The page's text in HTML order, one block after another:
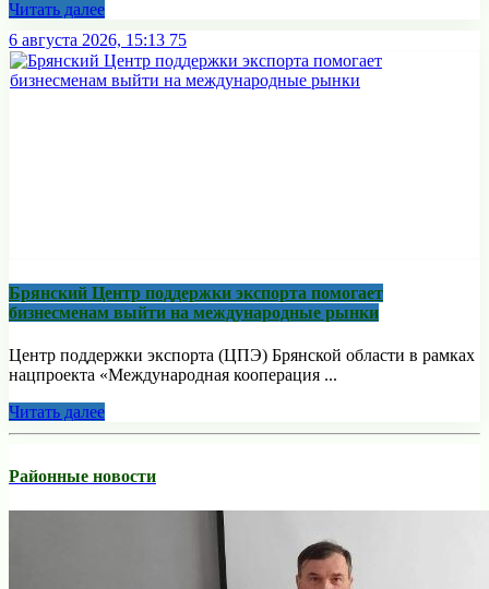
Читать далее
6 августа 2026, 15:13 75
Брянский Центр поддержки экспорта помогает
бизнесменам выйти на международные рынки
Центр поддержки экспорта (ЦПЭ) Брянской области в рамках
нацпроекта «Международная кооперация ...
Читать далее
Районные новости